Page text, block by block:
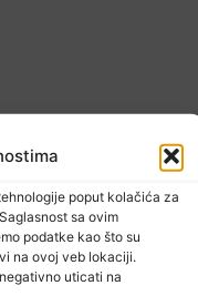
poput kolačića za
sa ovim
podatke kao što su
na ovoj veb lokaciji.
uticati na
teško